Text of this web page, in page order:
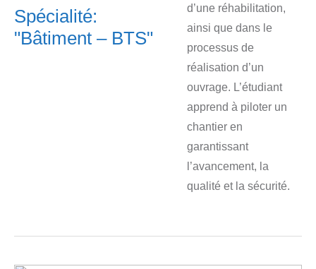
Spécialité:
"Bâtiment – BTS"
d’une réhabilitation,
ainsi que dans le
processus de
réalisation d’un
ouvrage. L’étudiant
apprend à piloter un
chantier en
garantissant
l’avancement, la
qualité et la sécurité.